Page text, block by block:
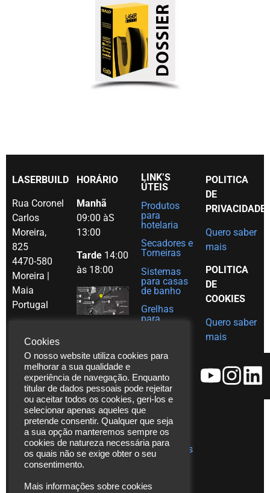
LASERBUILD
Rua Coronel
Carlos
Moreira,
825
4470-580
Moreira |
Maia
Portugal
229 480
271
Fax. (+351)
229 480
272
*chamada
para rede
fixa
nacional
info@laserbuild.pt
HORÁRIO
Manhã
09:00 àS
13:00
Tarde 14:00
às 18:00
LINK’S
ÚTEIS
Produtos
para
hotelaria
Secadores e
Torneiras
Sistemas
para casas
de banho
Grelhas
para
Ajudas
Catálogos
Vídeos
Assistência
Técnica
Publicações
POLITICA
DE
PRIVACIDADE
Quero saber
mais
POLITICA
DE
COOKIES
Quero saber
mais
Cookies
O nosso website utiliza cookies para
melhorar a sua qualidade e
experiência de navegação. Enquanto
titular de dados pessoais pode rejeitar
ou aceitar todos os cookies, geri-los e
selecionar apenas aqueles que
pretende consentir. Qualquer que seja
a sua opção manteremos sempre os
cookies de natureza necessária para
os quais não se exige obter o seu
consentimento.
Mais informações sobre cookies